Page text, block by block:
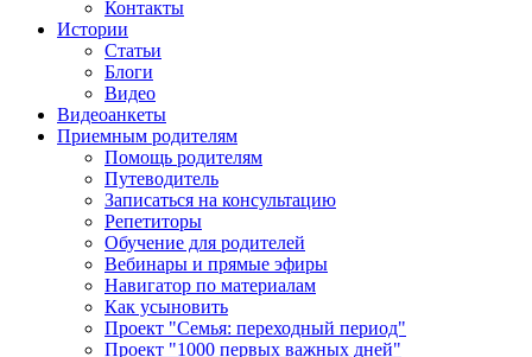
Контакты
Истории
Статьи
Блоги
Видео
Видеоанкеты
Приемным родителям
Помощь родителям
Путеводитель
Записаться на консультацию
Репетиторы
Обучение для родителей
Вебинары и прямые эфиры
Навигатор по материалам
Как усыновить
Проект "Семья: переходный период"
Проект "1000 первых важных дней"